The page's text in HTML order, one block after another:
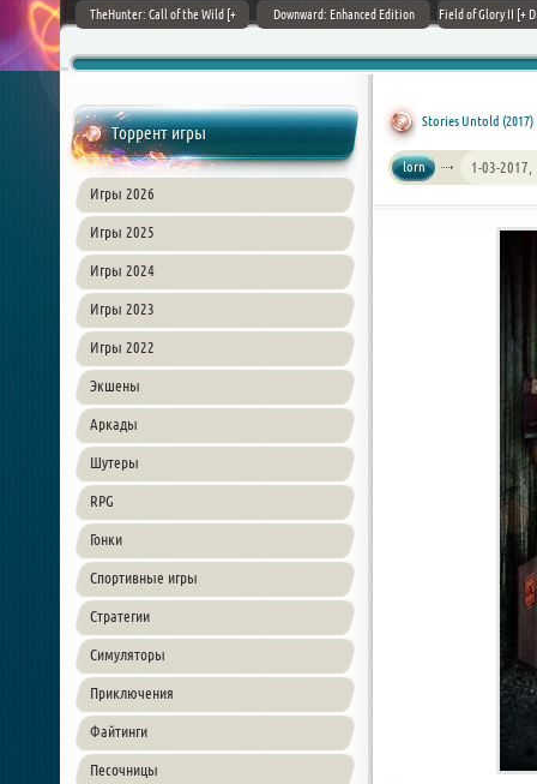
(2017)
TheHunter: Call of the Wild [+
Downward: Enhanced Edition
Field of Glory II [+
Торрент игры
Игры 2026
Игры 2025
Игры 2024
Игры 2023
Игры 2022
Экшены
Аркады
Шутеры
RPG
Гонки
Спортивные игры
Стратегии
Симуляторы
Приключения
Файтинги
Песочницы
Stories Untold (2017)
lorn 1-03-2017,